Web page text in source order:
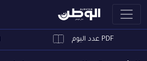
PDF عدد اليوم